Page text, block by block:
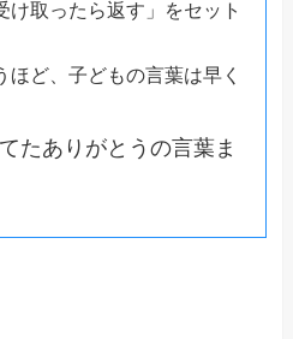
け取ったら返す」をセット
ほど、子どもの言葉は早く
たありがとうの言葉ま